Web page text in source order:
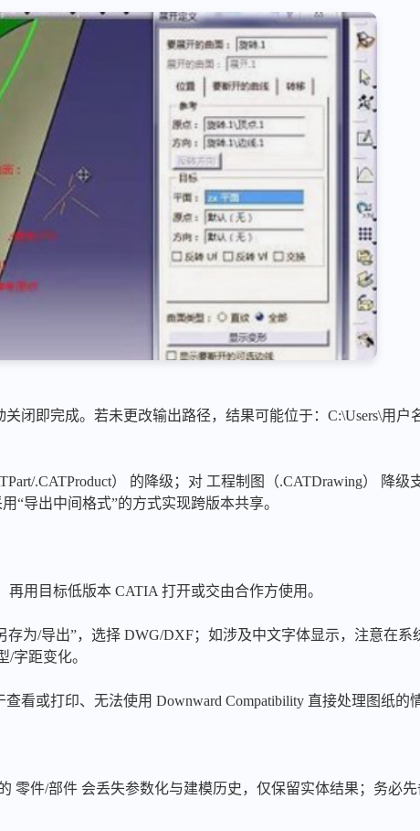
闭即完成。若未更改输出路径，结果可能位于：C:\Users\用户
.CATProduct） 的降级；对 工程制图（.CATDrawing） 降级
“导出中间格式”的方式实现跨版本共享。
用目标低版本 CATIA 打开或交由合作方使用。
为/导出”，选择 DWG/DXF；如涉及中文字体显示，注意在系
字距变化。
看或打印、无法使用 Downward Compatibility 直接处理图纸的
零件/部件 会丢失参数化与建模历史，仅保留实体结果；务必